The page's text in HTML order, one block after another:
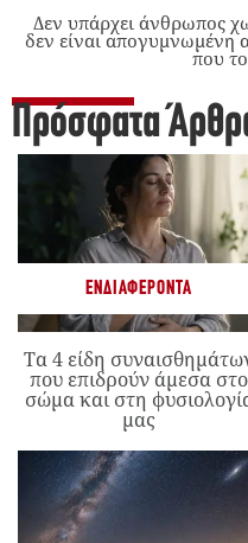
Δεν υπάρχει άνθρωπος
δεν είναι απογυμνωμένη
που
Πρόσφατα
ΕΝΔΙΑΦΈΡΟΝΤΑ
Τα 4 είδη
που επιδρούν άμεσα στο
σώμα και στη
μας